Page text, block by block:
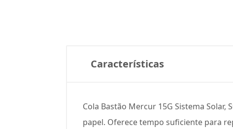
Características
Cola Bastão Mercur 15G Sistema
papel. Oferece tempo suficiente para